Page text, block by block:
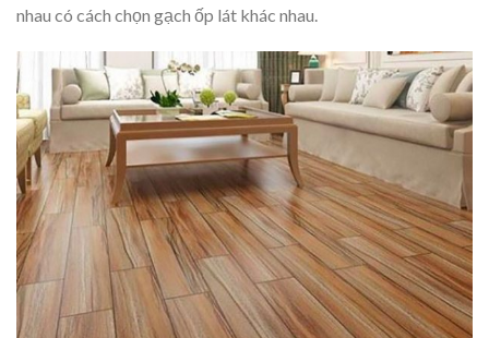
nhau có cách chọn gạch ốp lát khác nhau.